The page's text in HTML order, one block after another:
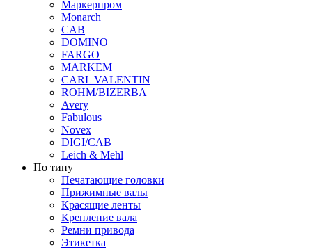
Маркерпром
Monarch
CAB
DOMINO
FARGO
MARKEM
CARL VALENTIN
ROHM/BIZERBA
Avery
Fabulous
Novex
DIGI/CAB
Leich & Mehl
По типу
Печатающие головки
Прижимные валы
Красящие ленты
Крепление вала
Ремни привода
Этикетка